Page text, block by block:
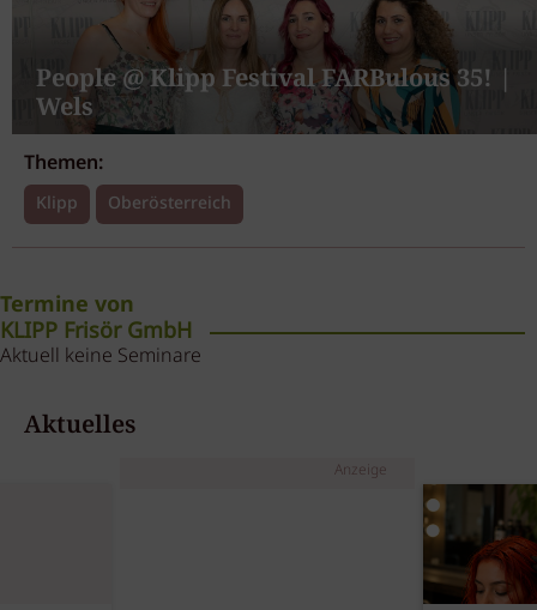
People @ Klipp Festival FARBulous 35! |
Wels
Themen:
Klipp Oberösterreich
Termine von
KLIPP Frisör GmbH
Aktuell keine Seminare
Aktuelles
Anzeige